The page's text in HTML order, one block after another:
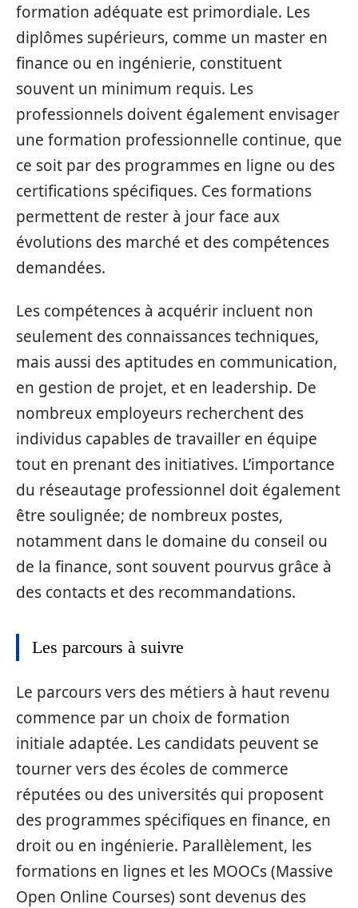
formation adéquate est primordiale. Les
diplômes supérieurs, comme un master en
finance ou en ingénierie, constituent
souvent un minimum requis. Les
professionnels doivent également envisager
une formation professionnelle continue, que
ce soit par des programmes en ligne ou des
certifications spécifiques. Ces formations
permettent de rester à jour face aux
évolutions des marché et des compétences
demandées.
Les compétences à acquérir incluent non
seulement des connaissances techniques,
mais aussi des aptitudes en communication,
en gestion de projet, et en leadership. De
nombreux employeurs recherchent des
individus capables de travailler en équipe
tout en prenant des initiatives. L’importance
du réseautage professionnel doit également
être soulignée; de nombreux postes,
notamment dans le domaine du conseil ou
de la finance, sont souvent pourvus grâce à
des contacts et des recommandations.
Les parcours à suivre
Le parcours vers des métiers à haut revenu
commence par un choix de formation
initiale adaptée. Les candidats peuvent se
tourner vers des écoles de commerce
réputées ou des universités qui proposent
des programmes spécifiques en finance, en
droit ou en ingénierie. Parallèlement, les
formations en lignes et les MOOCs (Massive
Open Online Courses) sont devenus des